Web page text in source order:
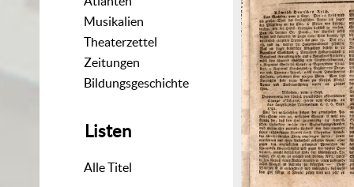
Musikalien
Theaterzettel
Zeitungen
Bildungsgeschichte
Listen
Alle Titel